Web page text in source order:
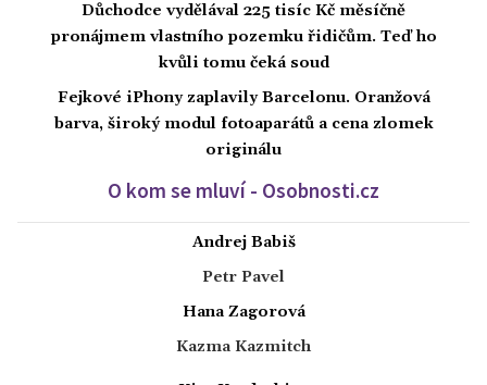
Důchodce vydělával 225 tisíc Kč měsíčně
pronájmem vlastního pozemku řidičům. Teď ho
kvůli tomu čeká soud
Fejkové iPhony zaplavily Barcelonu. Oranžová
barva, široký modul fotoaparátů a cena zlomek
originálu
O kom se mluví - Osobnosti.cz
Andrej Babiš
Petr Pavel
Hana Zagorová
Kazma Kazmitch